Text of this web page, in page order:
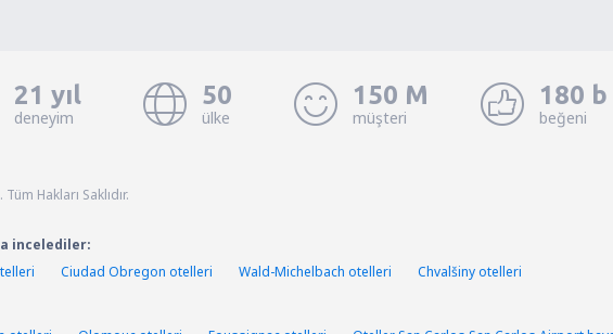
21 yıl
deneyim
50
ülke
150 M
müşteri
180 b
beğeni
Hakları Saklıdır.
incelediler:
Ciudad Obregon otelleri Wald-Michelbach otelleri
Chvalšiny otelleri